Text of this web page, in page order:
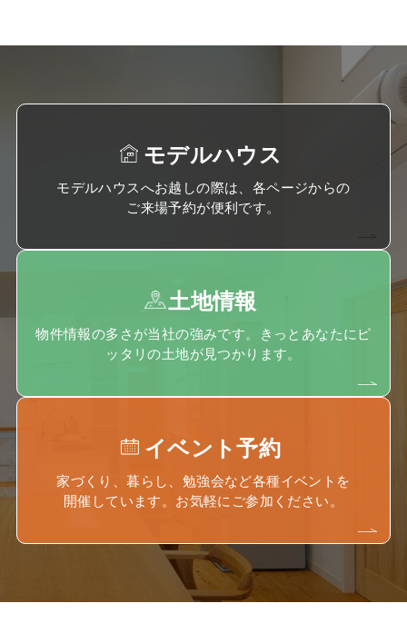
モデルハウス
モデルハウスへお越しの際は、各ページからの
ご来場予約が便利です。
土地情報
物件情報の多さが当社の強みです。きっとあなたにピ
ッタリの土地が見つかります。
イベント予約
家づくり、暮らし、勉強会など各種イベントを
開催しています。お気軽にご参加ください。